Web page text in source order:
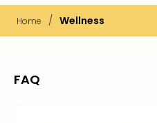
Home / Wellness
FAQ